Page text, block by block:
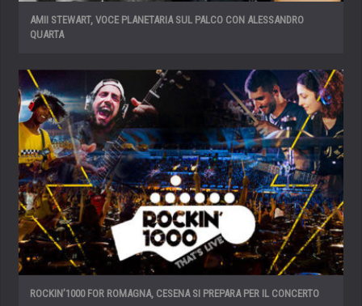
AMII STEWART, VOCE PLANETARIA SUL PALCO CON ALESSANDRO
QUARTA
ROCKIN’1000 FOR ROMAGNA, CESENA SI PREPARA PER IL CONCERTO